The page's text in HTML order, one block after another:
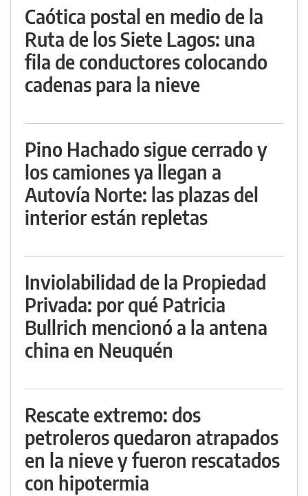
Caótica postal en medio de la
Ruta de los Siete Lagos: una
fila de conductores colocando
cadenas para la nieve
Pino Hachado sigue cerrado y
los camiones ya llegan a
Autovía Norte: las plazas del
interior están repletas
Inviolabilidad de la Propiedad
Privada: por qué Patricia
Bullrich mencionó a la antena
china en Neuquén
Rescate extremo: dos
petroleros quedaron atrapados
en la nieve y fueron rescatados
con hipotermia